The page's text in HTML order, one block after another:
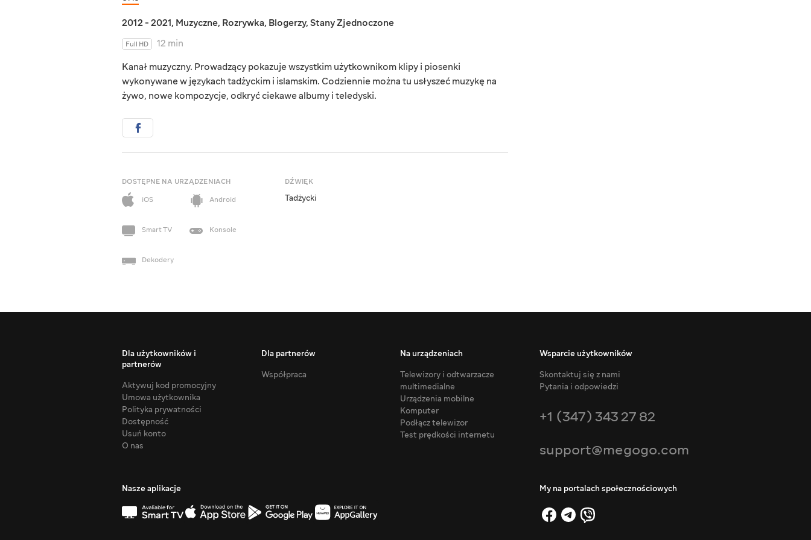
2012 - 2021, Muzyczne, Rozrywka, Blogerzy, Stany Zjednoczone
Full HD
12 min
Kanał muzyczny. Prowadzący pokazuje wszystkim użytkownikom klipy i piosenki
wykonywane w językach tadżyckim i islamskim. Codziennie można tu usłyszeć muzykę na
żywo, nowe kompozycje, odkryć ciekawe albumy i teledyski.
DOSTĘPNE NA URZĄDZENIACH
iOS
Android
Smart TV Konsole
Dekodery
DŹWIĘK
Tadżycki
Dla użytkowników i
partnerów
Aktywuj kod promocyjny
Umowa użytkownika
Polityka prywatności
Dostępność
Usuń konto
O nas
Dla partnerów
Współpraca
Na urządzeniach
Telewizory i odtwarzacze
multimedialne
Urządzenia mobilne
Komputer
Podłącz telewizor
Test prędkości internetu
Wsparcie użytkowników
Skontaktuj się z nami
Pytania i odpowiedzi
+1 (347) 343 27 82
support@megogo.com
Nasze aplikacje My na portalach społecznościowych